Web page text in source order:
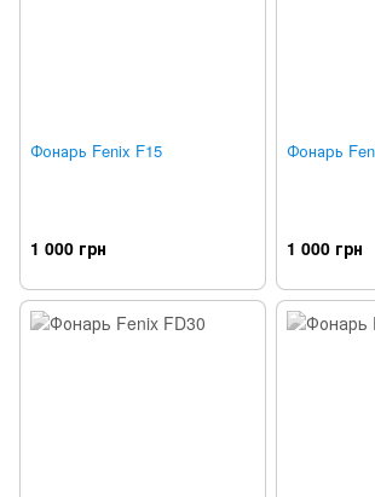
Фонарь Fenix F15
1 000 грн
Фонарь
1 000 грн